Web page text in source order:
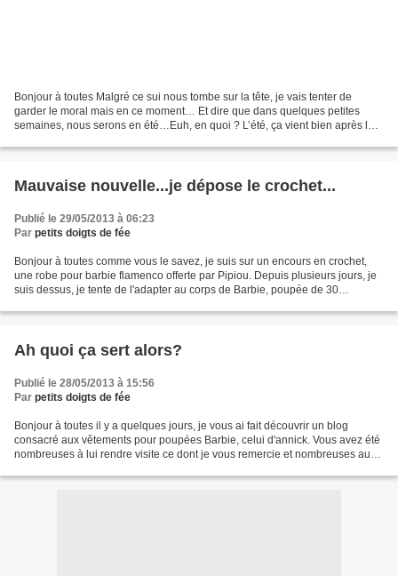
Bonjour à toutes Malgré ce sui nous tombe sur la tête, je vais tenter de
garder le moral mais en ce moment… Et dire que dans quelques petites
semaines, nous serons en été…Euh, en quoi ? L’été, ça vient bien après le
Mauvaise nouvelle...je dépose le crochet...
Publié le 29/05/2013 à 06:23
Par petits doigts de fée
Bonjour à toutes comme vous le savez, je suis sur un encours en crochet,
une robe pour barbie flamenco offerte par Pipiou. Depuis plusieurs jours, je
suis dessus, je tente de l'adapter au corps de Barbie, poupée de 30
Ah quoi ça sert alors?
Publié le 28/05/2013 à 15:56
Par petits doigts de fée
Bonjour à toutes il y a quelques jours, je vous ai fait découvrir un blog
consacré aux vêtements pour poupées Barbie, celui d'annick. Vous avez été
nombreuses à lui rendre visite ce dont je vous remercie et nombreuses aussi